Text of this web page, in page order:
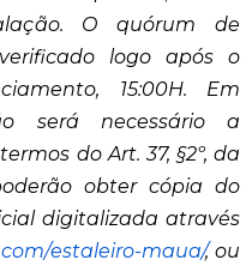
O quórum de
logo após o
15:00H. Em
será necessário a
do Art. 37, §2º, da
obter cópia do
digitalizada através
estaleiro-maua/, ou